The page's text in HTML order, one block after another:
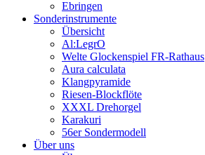
Ebringen
Sonderinstrumente
Übersicht
Al:LegrO
Welte Glockenspiel FR-Rathaus
Aura calculata
Klangpyramide
Riesen-Blockflöte
XXXL Drehorgel
Karakuri
56er Sondermodell
Über uns